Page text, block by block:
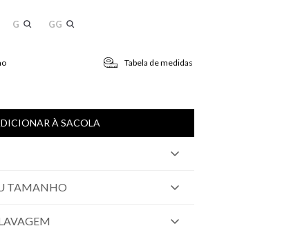
G GG
Tabela de medidas
À SACOLA
TAMANHO